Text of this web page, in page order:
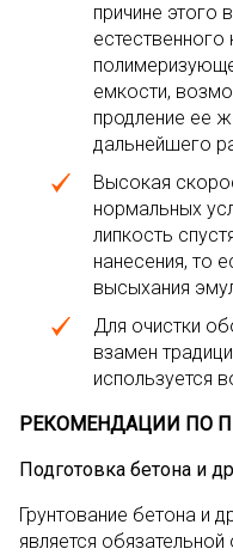
причине этого
естественного
емкости,
продление ее
дальнейшего
Высокая
нормальных
липкость
нанесения, то
высыхания
Для очистки
взамен
используется
РЕКОМЕНДАЦИИ ПО
Подготовка бетона и
Грунтование бетона и
является